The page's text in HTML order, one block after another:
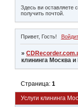
Здесь ви оставляете
получить почтой.
Привет, Гость!
»
клининга Москва
Услуги клининга
Страница:1